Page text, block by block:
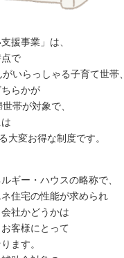
援事業」は、
で
いらっしゃる子育て世帯、
らかが
帯が対象で、
大変お得な制度です。
ギー・ハウスの略称で、
住宅の性能が求められ
社かどうかは
客様にとって
ます。